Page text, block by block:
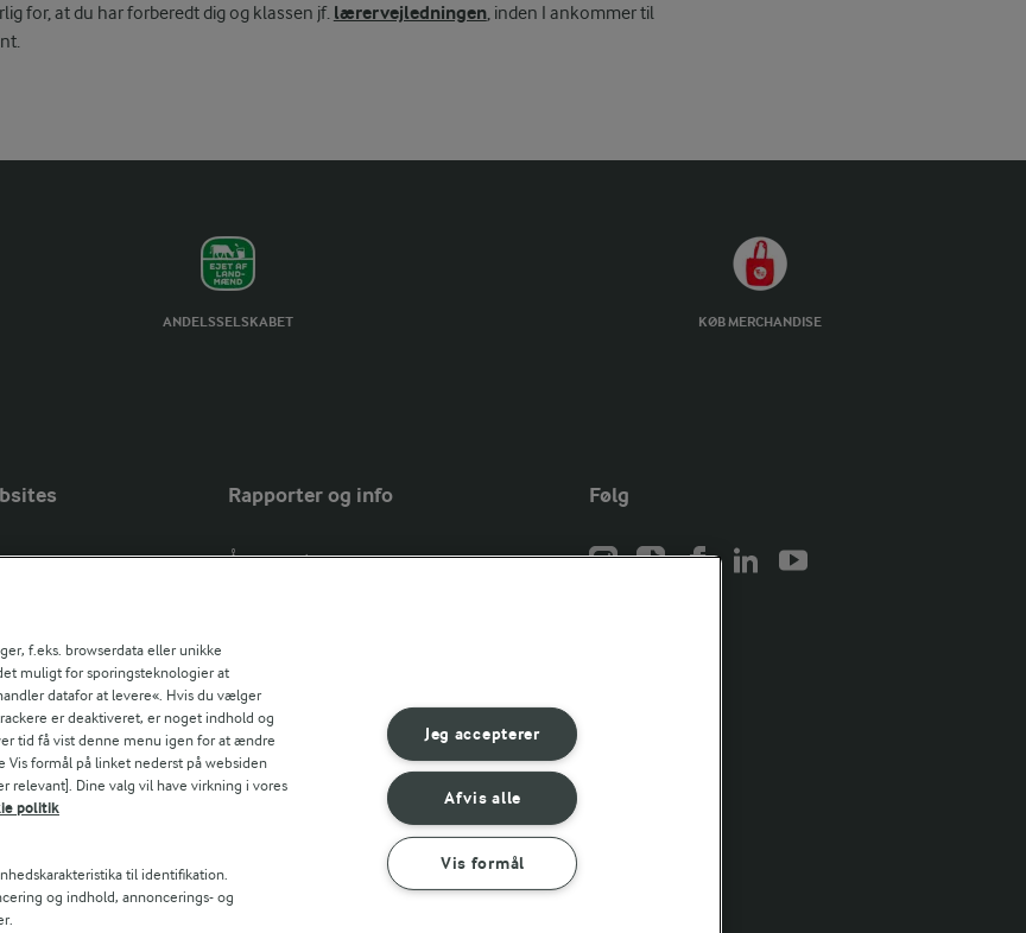
for, at du har forberedt dig og klassen jf. lærervejledningen, inden I ankommer til
ANDELSSELSKABET KØB MERCHANDISE
Rapporter og info
Årsrapport
Arla Foods
Fødevarestyrelsens smiley-rapporter for
Jörd
Fødevarestyrelsens smiley-rapporter for
Lurpak PB
Følg
f.eks. browserdata eller unikke
muligt for sporingsteknologier at
datafor at levere«. Hvis du vælger
er deaktiveret, er noget indhold og
tid få vist denne menu igen for at ændre
formål på linket nederst på websiden
relevant]. Dine valg vil have virkning i vores
politik
til identifikation.
og indhold, annoncerings- og
Jeg accepterer
Afvis alle
Vis formål